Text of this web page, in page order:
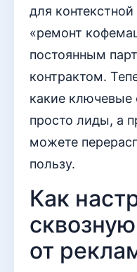
для
«ремонт
постоянным
контрактом.
какие ключевые
просто лиды, а
можете
пользу.
Как
от